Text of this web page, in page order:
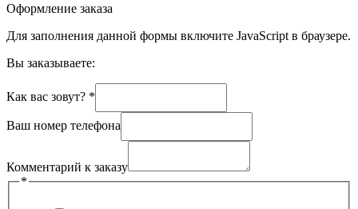
Оформление заказа
Для заполнения данной формы включите JavaScript в браузере.
Вы заказываете:
Как вас зовут? *
Ваш номер телефона
Комментарий к заказу
*